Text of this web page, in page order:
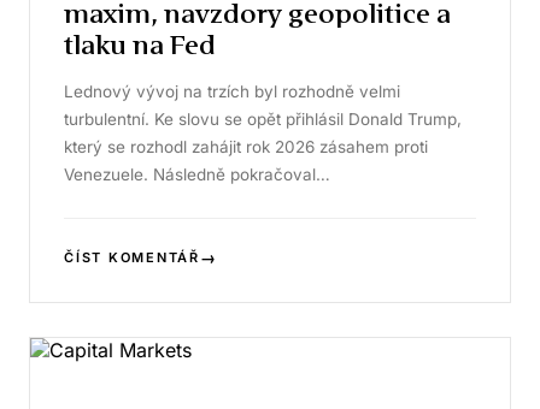
maxim, navzdory geopolitice a
tlaku na Fed
Lednový vývoj na trzích byl rozhodně velmi
turbulentní. Ke slovu se opět přihlásil Donald Trump,
který se rozhodl zahájit rok 2026 zásahem proti
Venezuele. Následně pokračoval…
ČÍST KOMENTÁŘ →